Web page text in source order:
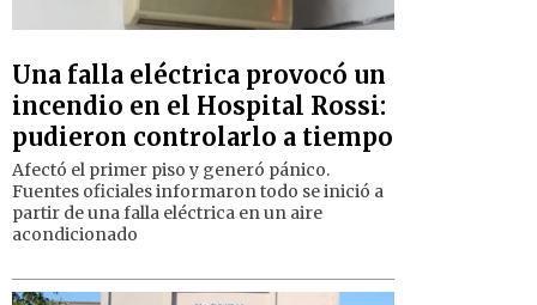
Una falla eléctrica provocó un
incendio en el Hospital Rossi:
pudieron controlarlo a tiempo
Afectó el primer piso y generó pánico.
Fuentes oficiales informaron todo se inició a
partir de una falla eléctrica en un aire
acondicionado